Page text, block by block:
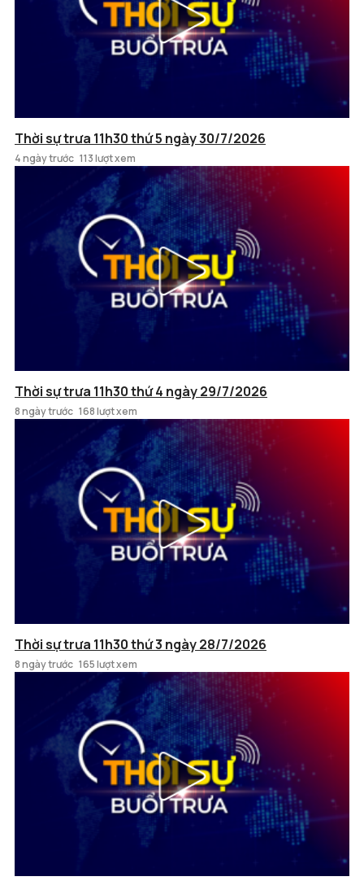
Thời sự trưa 11h30 thứ 5 ngày 30/7/2026
4 ngày trước 113 lượt xem
Thời sự trưa 11h30 thứ 4 ngày 29/7/2026
8 ngày trước 168 lượt xem
Thời sự trưa 11h30 thứ 3 ngày 28/7/2026
8 ngày trước 165 lượt xem